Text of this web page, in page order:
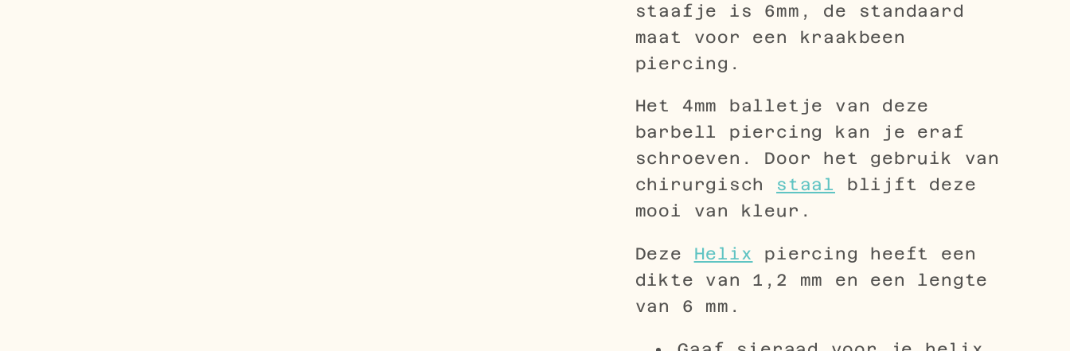
staafje is 6mm, de standaard
maat voor een kraakbeen
piercing.
Het 4mm balletje van deze
barbell piercing kan je eraf
schroeven. Door het gebruik van
chirurgisch staal
blijft deze
mooi van kleur.
Deze Helix
piercing heeft een
dikte van 1,2 mm en een lengte
van 6 mm.